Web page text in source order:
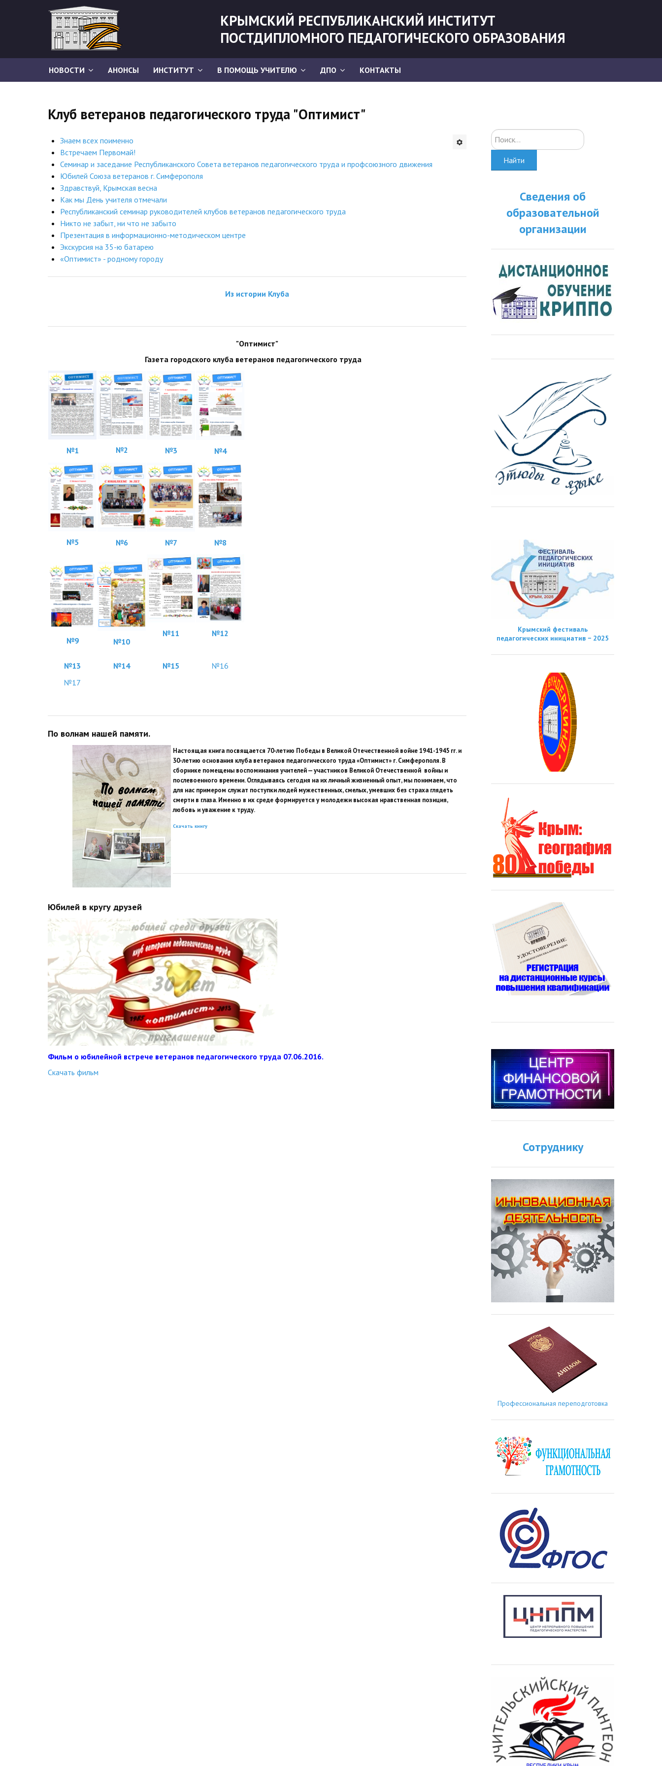
КРЫМСКИЙ РЕСПУБЛИКАНСКИЙ ИНСТИТУТ
ПОСТДИПЛОМНОГО ПЕДАГОГИЧЕСКОГО ОБРАЗОВАНИЯ
НОВОСТИ АНОНСЫ ИНСТИТУТ В ПОМОЩЬ УЧИТЕЛЮ ДПО КОНТАКТЫ
Клуб ветеранов педагогического труда "Оптимист"
Знаем всех поименно
Встречаем Первомай!
Семинар и заседание Республиканского Совета ветеранов педагогического труда и профсоюзного движения
Юбилей Союза ветеранов г. Симферополя
Здравствуй, Крымская весна
Как мы День учителя отмечали
Республиканский семинар руководителей клубов ветеранов педагогического труда
Никто не забыт, ни что не забыто
Презентация в информационно-методическом центре
Экскурсия на 35-ю батарею
«Оптимист» - родному городу
Из истории Клуба
"Оптимист"
Газета городского клуба ветеранов педагогического труда
№1 №2 №3 №4
№5 №6 №7 №8
№9 №10
№11 №12
№13 №14 №15
№16
№17
По волнам нашей памяти.
Настоящая книга посвящается 70-летию Победы в Великой Отечественной войне 1941-1945 гг. и
30-летию основания клуба ветеранов педагогического труда «Оптимист» г. Симферополя. В
сборнике помещены воспоминания учителей — участников Великой Отечественной войны и
послевоенного времени. Оглядываясь сегодня на их личный жизненный опыт, мы понимаем, что
для нас примером служат поступки людей мужественных, смелых, умевших без страха глядеть
смерти в глаза. Именно в их среде формируется у молодежи высокая нравственная позиция,
любовь и уважение к труду.
Скачать книгу
Юбилей в кругу друзей
Фильм о юбилейной встрече ветеранов педагогического труда 07.06.2016.
Скачать фильм
Искать...
Найти
Сведения об
образовательной
организации
Крымский фестиваль
педагогических инициатив − 2025
Сотруднику
Профессиональная переподготовка